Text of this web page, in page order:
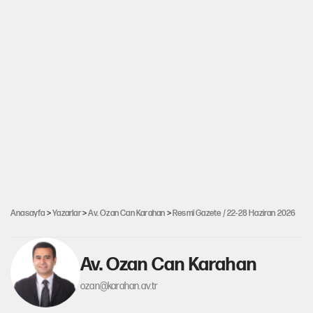
Anasayfa >Yazarlar>Av. Ozan Can Karahan >Resmî Gazete / 22-28 Haziran 2026
Av. Ozan Can Karahan
ozan@karahan.av.tr